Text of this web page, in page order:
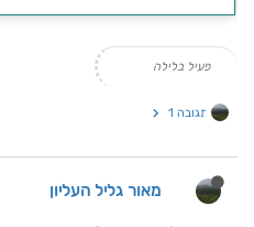
פעיל בלילה
תגובה 1
מאור גליל העליון